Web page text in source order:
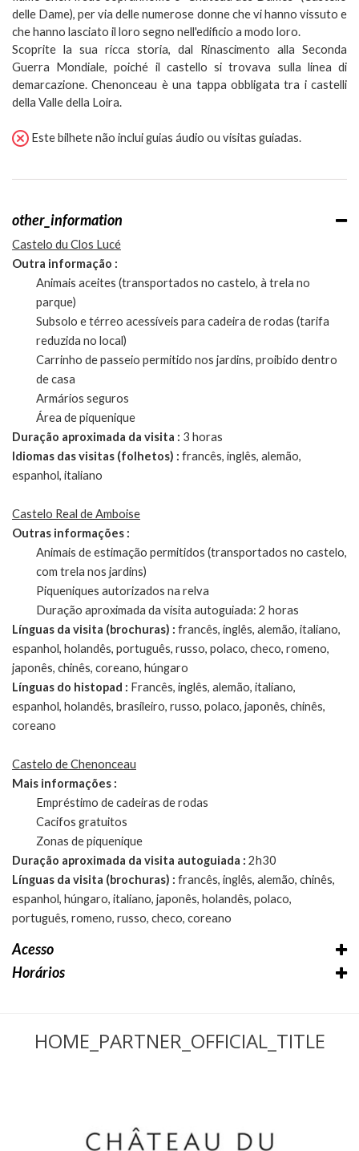
delle Dame), per via delle numerose donne che vi hanno vissuto e
che hanno lasciato il loro segno nell'edificio a modo loro.
Scoprite la sua ricca storia, dal Rinascimento alla Seconda
Guerra Mondiale, poiché il castello si trovava sulla linea di
demarcazione. Chenonceau è una tappa obbligata tra i castelli
della Valle della Loira.
Este bilhete não inclui guias áudio ou visitas guiadas.
other_information
Castelo du Clos Lucé
Outra informação :
Animais aceites (transportados no castelo, à trela no
parque)
Subsolo e térreo acessíveis para cadeira de rodas (tarifa
reduzida no local)
Carrinho de passeio permitido nos jardins, proibido dentro
de casa
Armários seguros
Área de piquenique
Duração aproximada da visita : 3 horas
Idiomas das visitas (folhetos) : francês, inglês, alemão,
espanhol, italiano
Castelo Real de Amboise
Outras informações :
Animais de estimação permitidos (transportados no castelo,
com trela nos jardins)
Piqueniques autorizados na relva
Duração aproximada da visita autoguiada: 2 horas
Línguas da visita (brochuras) : francês, inglês, alemão, italiano,
espanhol, holandês, português, russo, polaco, checo, romeno,
japonês, chinês, coreano, húngaro
Línguas do histopad : Francês, inglês, alemão, italiano,
espanhol, holandês, brasileiro, russo, polaco, japonês, chinês,
coreano
Castelo de Chenonceau
Mais informações :
Empréstimo de cadeiras de rodas
Cacifos gratuitos
Zonas de piquenique
Duração aproximada da visita autoguiada : 2h30
Línguas da visita (brochuras) : francês, inglês, alemão, chinês,
espanhol, húngaro, italiano, japonês, holandês, polaco,
português, romeno, russo, checo, coreano
Acesso
Horários
HOME_PARTNER_OFFICIAL_TITLE